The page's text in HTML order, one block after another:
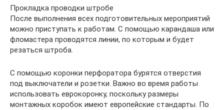
Прокладка проводки штробе
После выполнения всех подготовительных мероприятий
можно приступать к работам. С помощью карандаша или
фломастера проводятся линии, по которым и будет
резаться штроба.
С помощью коронки перфоратора бурятся отверстия
под выключатели и розетки. Важно во время работы
использовать еврокоронку, поскольку размеры
монтажных коробок имеют европейские стандарты. По